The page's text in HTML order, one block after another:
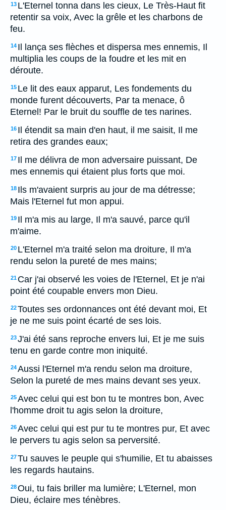
13 L'Eternel tonna dans les cieux, Le Très-Haut fit
retentir sa voix, Avec la grêle et les charbons de
feu.
14 Il lança ses flèches et dispersa mes ennemis, Il
multiplia les coups de la foudre et les mit en
déroute.
15 Le lit des eaux apparut, Les fondements du
monde furent découverts, Par ta menace, ô
Eternel! Par le bruit du souffle de tes narines.
16 Il étendit sa main d'en haut, il me saisit, Il me
retira des grandes eaux;
17 Il me délivra de mon adversaire puissant, De
mes ennemis qui étaient plus forts que moi.
18 Ils m'avaient surpris au jour de ma détresse;
Mais l'Eternel fut mon appui.
19 Il m'a mis au large, Il m'a sauvé, parce qu'il
m'aime.
20 L'Eternel m'a traité selon ma droiture, Il m'a
rendu selon la pureté de mes mains;
21 Car j'ai observé les voies de l'Eternel, Et je n'ai
point été coupable envers mon Dieu.
22Toutes ses ordonnances ont été devant moi, Et
je ne me suis point écarté de ses lois.
23J'ai été sans reproche envers lui, Et je me suis
tenu en garde contre mon iniquité.
24Aussi l'Eternel m'a rendu selon ma droiture,
Selon la pureté de mes mains devant ses yeux.
25Avec celui qui est bon tu te montres bon, Avec
l'homme droit tu agis selon la droiture,
26Avec celui qui est pur tu te montres pur, Et avec
le pervers tu agis selon sa perversité.
27Tu sauves le peuple qui s'humilie, Et tu abaisses
les regards hautains.
28Oui, tu fais briller ma lumière; L'Eternel, mon
Dieu, éclaire mes ténèbres.